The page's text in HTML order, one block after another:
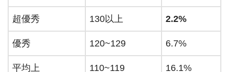
超優秀 130以上 2.2%
優秀 120~129 6.7%
平均上 110~119 16.1%